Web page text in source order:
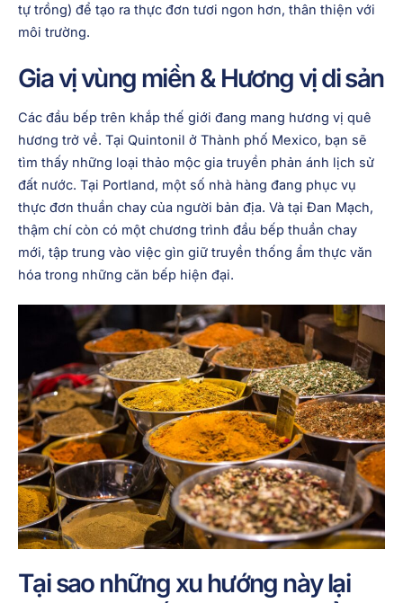
tự trồng) để tạo ra thực đơn tươi ngon hơn, thân thiện với
môi trường.
Gia vị vùng miền & Hương vị di sản
Các đầu bếp trên khắp thế giới đang mang hương vị quê
hương trở về. Tại Quintonil ở Thành phố Mexico, bạn sẽ
tìm thấy những loại thảo mộc gia truyền phản ánh lịch sử
đất nước. Tại Portland, một số nhà hàng đang phục vụ
thực đơn thuần chay của người bản địa. Và tại Đan Mạch,
thậm chí còn có một chương trình đầu bếp thuần chay
mới, tập trung vào việc gìn giữ truyền thống ẩm thực văn
hóa trong những căn bếp hiện đại.
Tại sao những xu hướng này lại